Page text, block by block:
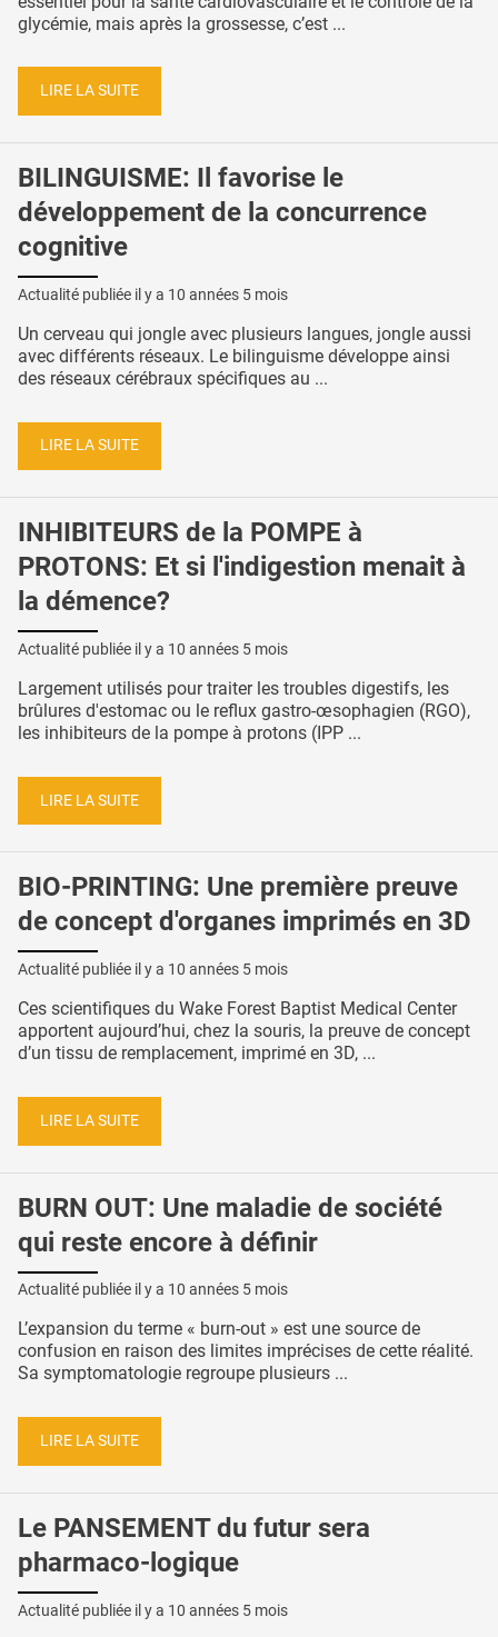
glycémie, mais après la grossesse, c’est ...
LIRE LA SUITE
BILINGUISME: Il favorise le
développement de la concurrence
cognitive
Actualité publiée il y a 10 années 5 mois
Un cerveau qui jongle avec plusieurs langues, jongle aussi
avec différents réseaux. Le bilinguisme développe ainsi
des réseaux cérébraux spécifiques au ...
LIRE LA SUITE
INHIBITEURS de la POMPE à
PROTONS: Et si l'indigestion menait à
la démence?
Actualité publiée il y a 10 années 5 mois
Largement utilisés pour traiter les troubles digestifs, les
brûlures d'estomac ou le reflux gastro-œsophagien (RGO),
les inhibiteurs de la pompe à protons (IPP ...
LIRE LA SUITE
BIO-PRINTING: Une première preuve
de concept d'organes imprimés en 3D
Actualité publiée il y a 10 années 5 mois
Ces scientifiques du Wake Forest Baptist Medical Center
apportent aujourd’hui, chez la souris, la preuve de concept
d’un tissu de remplacement, imprimé en 3D, ...
LIRE LA SUITE
BURN OUT: Une maladie de société
qui reste encore à définir
Actualité publiée il y a 10 années 5 mois
L’expansion du terme « burn-out » est une source de
confusion en raison des limites imprécises de cette réalité.
Sa symptomatologie regroupe plusieurs ...
LIRE LA SUITE
Le PANSEMENT du futur sera
pharmaco-logique
Actualité publiée il y a 10 années 5 mois